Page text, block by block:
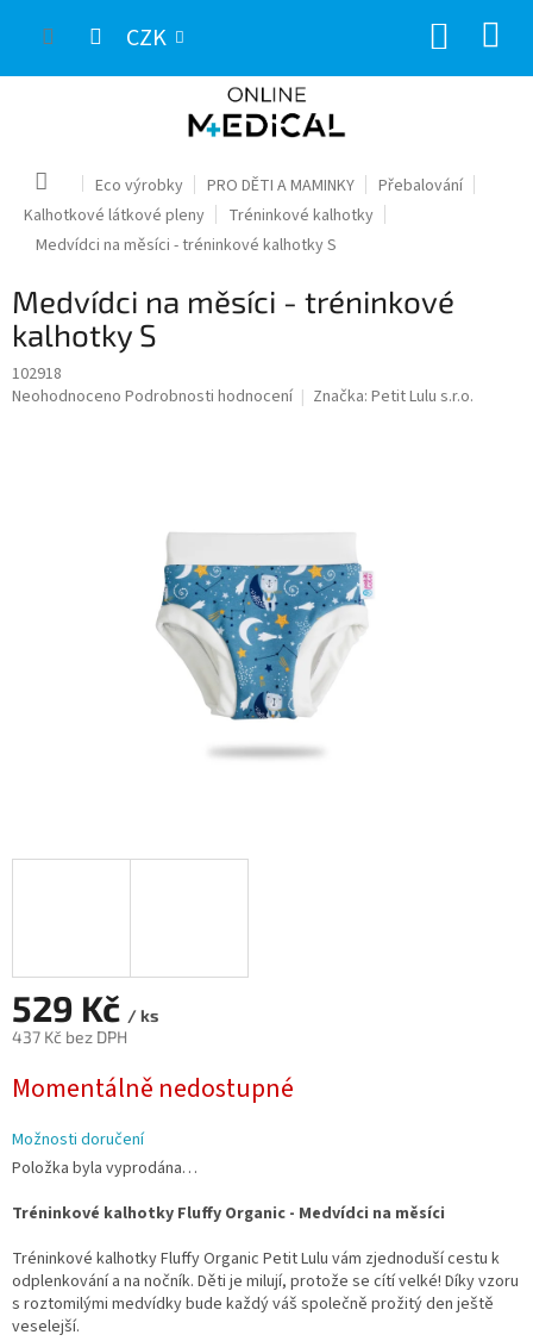
CZK
Domů Eco výrobky PRO DĚTI A MAMINKY
Přebalování
Kalhotkové látkové pleny
Tréninkové kalhotky
Medvídci na měsíci - tréninkové kalhotky S
Medvídci na měsíci - tréninkové
kalhotky S
102918
Průměrné
Neohodnoceno Podrobnosti hodnocení Značka: Petit Lulu s.r.o.
529 Kč / ks
437 Kč bez DPH
cena:
Momentálně nedostupné
Možnosti doručení
Položka byla vyprodána…
Tréninkové kalhotky Fluffy Organic - Medvídci na měsíci
Tréninkové kalhotky Fluffy Organic Petit Lulu vám zjednoduší cestu k
odplenkování a na nočník. Děti je milují, protože se cítí velké! Díky vzoru
s roztomilými medvídky bude každý váš společně prožitý den ještě
veselejší.